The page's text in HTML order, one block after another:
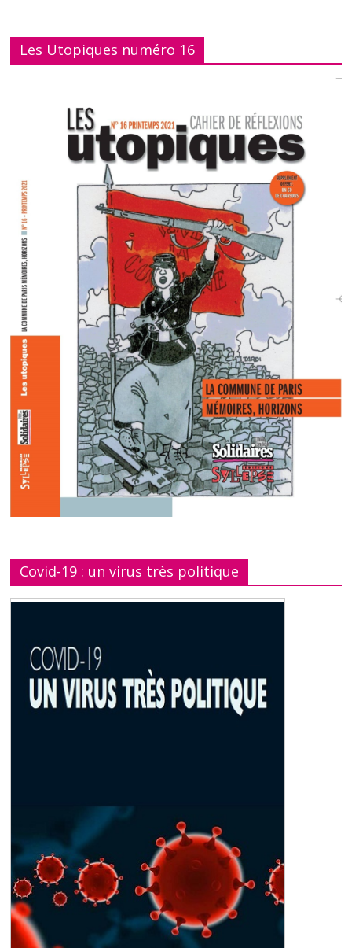
Les Utopiques numéro 16
Covid-19 : un virus très politique